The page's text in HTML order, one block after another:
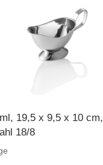
19,5 x 9,5 x 10 cm,
18/8